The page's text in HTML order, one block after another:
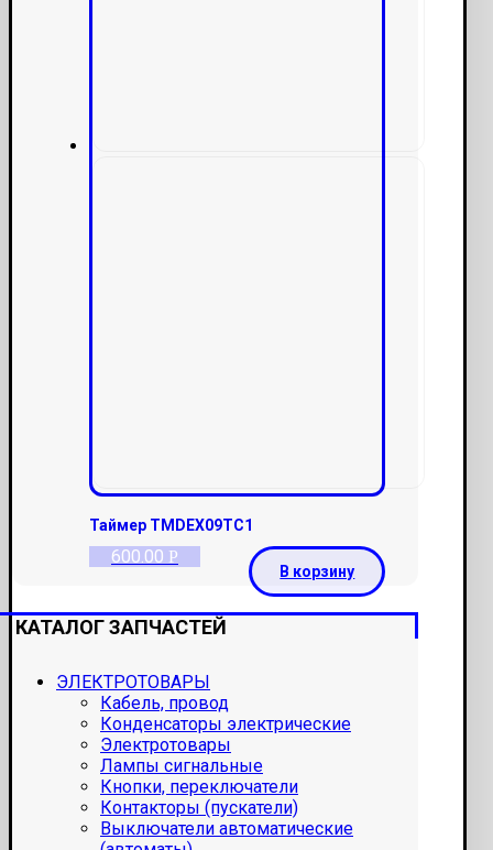
Таймер TMDEX09TC1
600.00 Р
В корзину
КАТАЛОГ ЗАПЧАСТЕЙ
ЭЛЕКТРОТОВАРЫ
Кабель, провод
Конденсаторы электрические
Электротовары
Лампы сигнальные
Кнопки, переключатели
Контакторы (пускатели)
Выключатели автоматические